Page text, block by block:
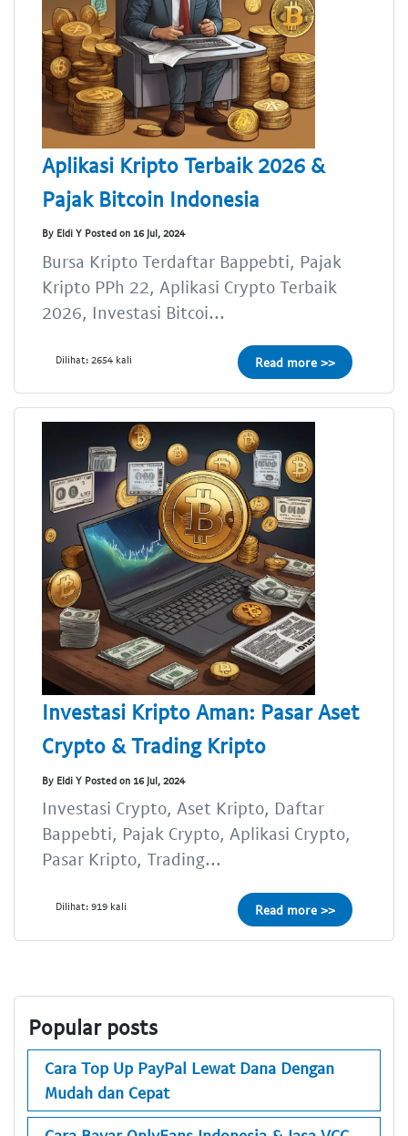
Aplikasi Kripto Terbaik 2026 &
Pajak Bitcoin Indonesia
By Eldi Y Posted on 16 Jul, 2024
Bursa Kripto Terdaftar Bappebti, Pajak
Kripto PPh 22, Aplikasi Crypto Terbaik
2026, Investasi Bitcoi...
Dilihat: 2654 kali Read more >>
Investasi Kripto Aman: Pasar Aset
Crypto & Trading Kripto
By Eldi Y Posted on 16 Jul, 2024
Investasi Crypto, Aset Kripto, Daftar
Bappebti, Pajak Crypto, Aplikasi Crypto,
Pasar Kripto, Trading...
Dilihat: 919 kali Read more >>
Popular posts
Cara Top Up PayPal Lewat Dana Dengan
Mudah dan Cepat